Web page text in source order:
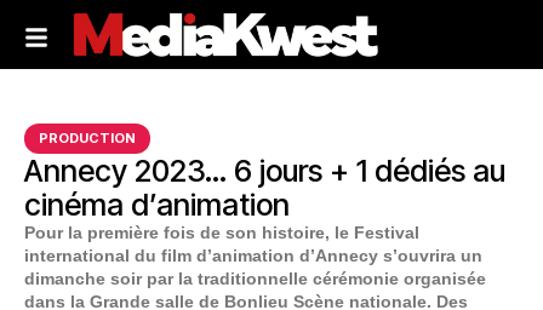
PRODUCTION
Annecy 2023… 6 jours + 1 dédiés au
cinéma d’animation
Pour la première fois de son histoire, le Festival
international du film d’animation d’Annecy s’ouvrira un
dimanche soir par la traditionnelle cérémonie organisée
dans la Grande salle de Bonlieu Scène nationale. Des